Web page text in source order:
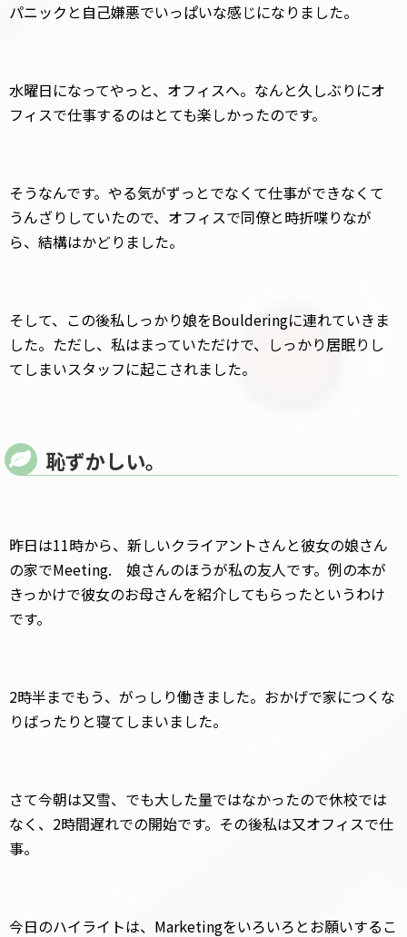
パニックと自己嫌悪でいっぱいな感じになりました。
水曜日になってやっと、オフィスへ。なんと久しぶりにオ
フィスで仕事するのはとても楽しかったのです。
そうなんです。やる気がずっとでなくて仕事ができなくて
うんざりしていたので、オフィスで同僚と時折喋りなが
ら、結構はかどりました。
そして、この後私しっかり娘をBoulderingに連れていきま
した。ただし、私はまっていただけで、しっかり居眠りし
てしまいスタッフに起こされました。
恥ずかしい。
昨日は11時から、新しいクライアントさんと彼女の娘さん
の家でMeeting. 娘さんのほうが私の友人です。例の本が
きっかけで彼女のお母さんを紹介してもらったというわけ
です。
2時半までもう、がっしり働きました。おかげで家につくな
りばったりと寝てしまいました。
さて今朝は又雪、でも大した量ではなかったので休校では
なく、2時間遅れでの開始です。その後私は又オフィスで仕
事。
今日のハイライトは、Marketingをいろいろとお願いするこ